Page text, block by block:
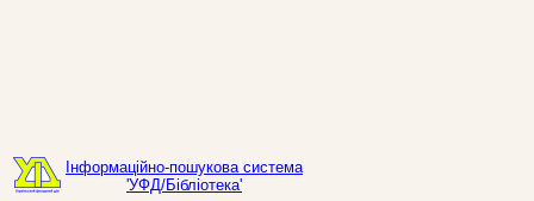
Інформаційно-пошукова система
'УФД/Бібліотека'